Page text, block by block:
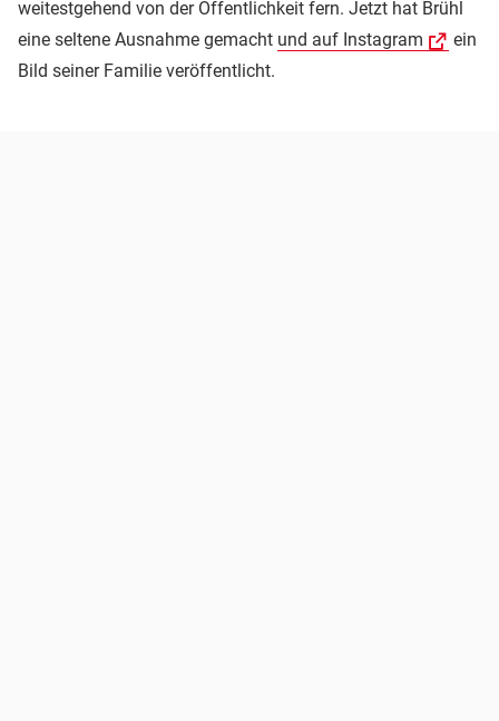
weitestgehend von der Öffentlichkeit fern. Jetzt hat Brühl
eine seltene Ausnahme gemacht und auf Instagram
ein
Bild seiner Familie veröffentlicht.